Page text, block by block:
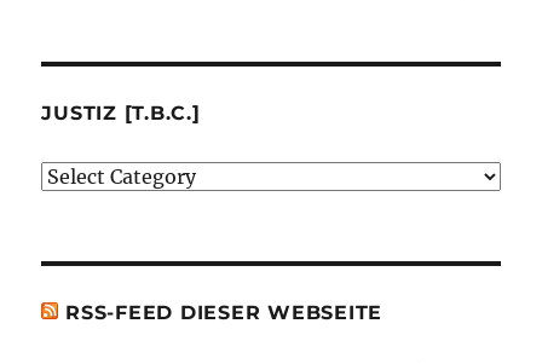
besprochenen
erwähnten
JUSTIZ [T.B.C.]
Justiz
RSS-FEED DIESER WEBSEITE